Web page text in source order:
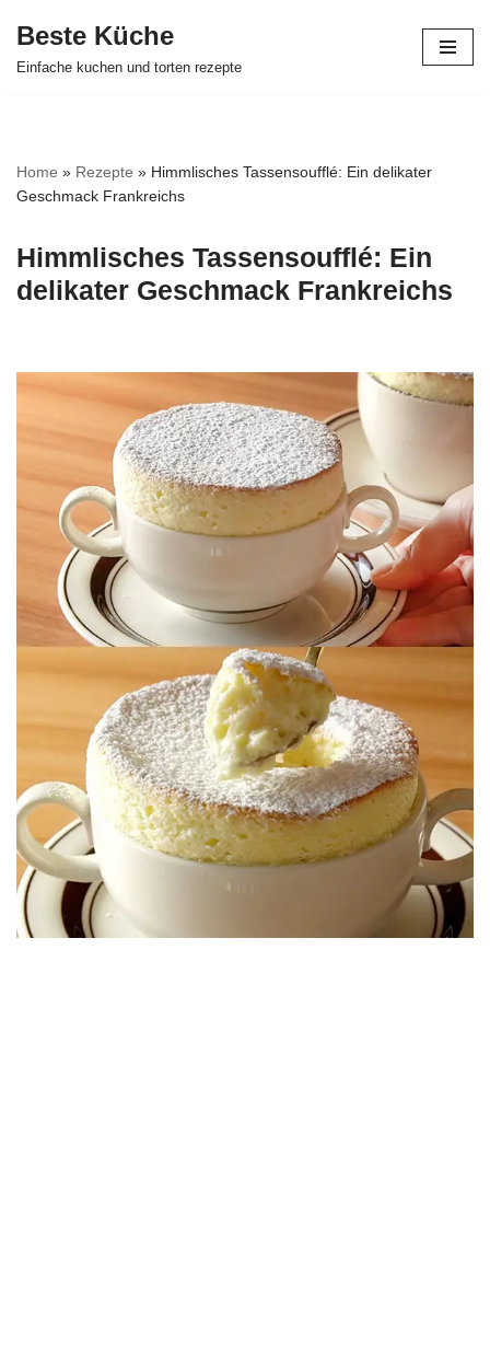
Zum
Beste Küche
Einfache kuchen und torten rezepte
Home » Rezepte » Himmlisches Tassensoufflé: Ein delikater
Geschmack Frankreichs
Himmlisches Tassensoufflé: Ein
delikater Geschmack Frankreichs